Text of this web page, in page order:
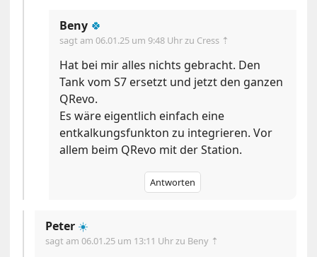
Beny 🍀
sagt am06.01.25 um 9:48 Uhrzu Cress ⇡
Hat bei mir alles nichts gebracht. Den
Tank vom S7 ersetzt und jetzt den ganzen
QRevo.
Es wäre eigentlich einfach eine
entkalkungsfunkton zu integrieren. Vor
allem beim QRevo mit der Station.
Antworten
Peter ☀️
sagt am06.01.25 um 13:11 Uhrzu Beny ⇡